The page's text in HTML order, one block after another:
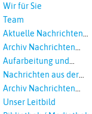
Wir für Sie
Team
Aktuelle Nachrichten
aus dem RPI
Archiv Nachrichten
aus dem RPI ab 2018
Aufarbeitung und
Prävention
Landeskirche und EKD
Nachrichten aus der
Landeskirche
Archiv Nachrichten
aus der Landeskirche
Unser Leitbild